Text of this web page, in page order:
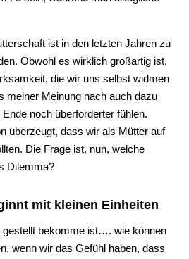
ist in den letzten Jahren zu
Obwohl es wirklich großartig ist,
die wir uns selbst widmen
meiner Meinung nach auch dazu
noch überforderter fühlen.
überzeugt, dass wir als Mütter auf
Die Frage ist, nun, welche
Dilemma?
mit kleinen Einheiten
gestellt bekomme ist…. wie können
wenn wir das Gefühl haben, dass